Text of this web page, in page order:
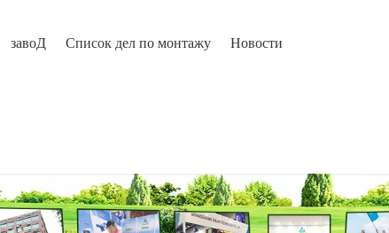
завоД Список дел по монтажу Новости